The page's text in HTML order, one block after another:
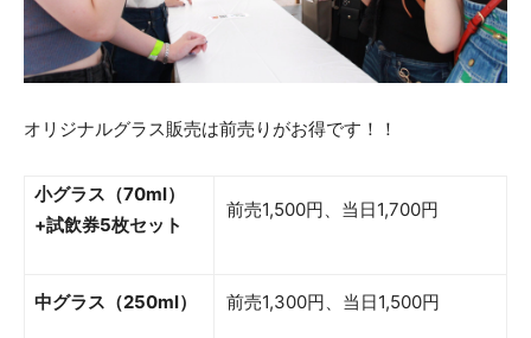
オリジナルグラス販売は前売りがお得です！！
小グラス（70ml）
+試飲券5枚セット
前売1,500円、当日1,700円
中グラス（250ml） 前売1,300円、当日1,500円